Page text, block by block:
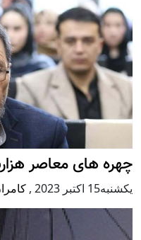
چهره های معاصر
يكشنبه15 اكتبر 2023 ,